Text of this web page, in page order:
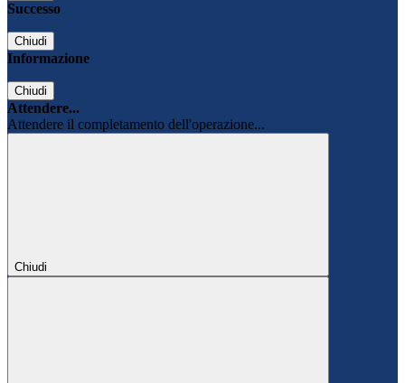
Successo
Chiudi
Informazione
Chiudi
Attendere...
Attendere il completamento dell'operazione...
Chiudi